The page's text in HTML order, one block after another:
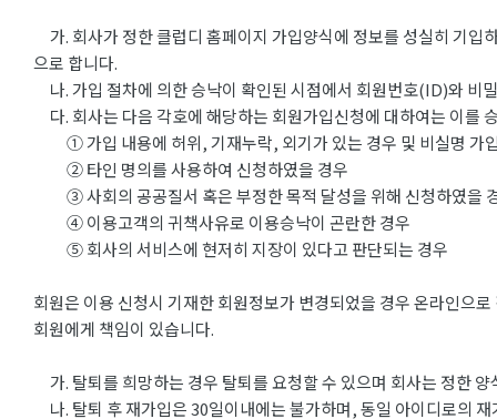
가. 회사가 정한 클럽디 홈페이지 가입양식에 정보를 성실히 기입
으로 합니다.
나. 가입 절차에 의한 승낙이 확인된 시점에서 회원번호(ID)와 비
다. 회사는 다음 각호에 해당하는 회원가입신청에 대하여는 이를
① 가입 내용에 허위, 기재누락, 외기가 있는 경우 및 비실명 가
② 타인 명의를 사용하여 신청하였을 경우
③ 사회의 공공질서 혹은 부정한 목적 달성을 위해 신청하였을
④ 이용고객의 귀책사유로 이용승낙이 곤란한 경우
⑤ 회사의 서비스에 현저히 지장이 있다고 판단되는 경우
회원은 이용 신청시 기재한 회원정보가 변경되었을 경우 온라인으
회원에게 책임이 있습니다.
가. 탈퇴를 희망하는 경우 탈퇴를 요청할 수 있으며 회사는 정한
나. 탈퇴 후 재가입은 30일이내에는 불가하며, 동일 아이디로의